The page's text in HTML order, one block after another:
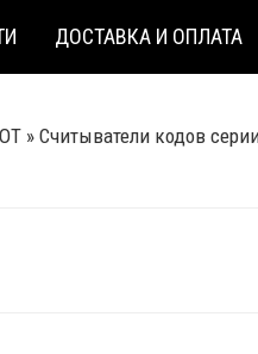
ДОСТАВКА И ОПЛАТА
» Считыватели кодов